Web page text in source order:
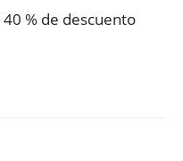
40 % de descuento